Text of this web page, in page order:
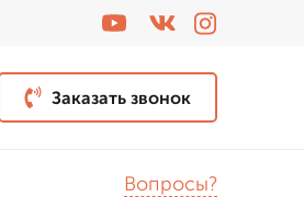
Заказать звонок
Вопросы?